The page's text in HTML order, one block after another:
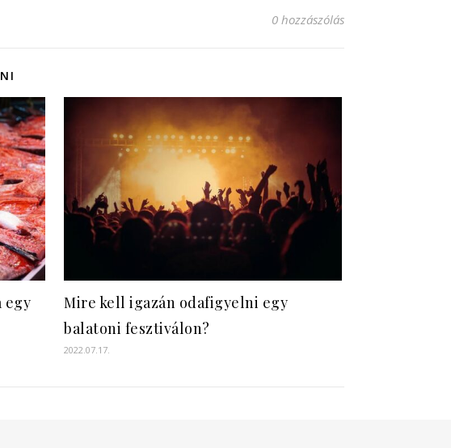
0 hozzászólás
egy
Mire kell igazán odafigyelni egy
balatoni fesztiválon?
2022.07.17.